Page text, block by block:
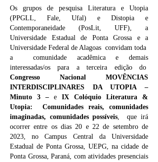
Os grupos de pesquisa Literatura e Utopia
(PPGLL, Fale, Ufal) e Distopia e
Contemporaneidade (PosLit, UFF), a
Universidade Estadual de Ponta Grossa e a
Universidade Federal de Alagoas convidam toda
a comunidade acadêmica e demais
interessadas/os para a terceira edição do
Congresso Nacional MOVÊNCIAS
INTERDISCIPLINARES DA UTOPIA –
Minuto 3 – e IX Colóquio Literatura &
Utopia: Comunidades reais, comunidades
imaginadas, comunidades possíveis, que irá
ocorrer entre os dias 20 e 22 de setembro de
2023, no Campus Central da Universidade
Estadual de Ponta Grossa, UEPG, na cidade de
Ponta Grossa, Paraná, com atividades presenciais